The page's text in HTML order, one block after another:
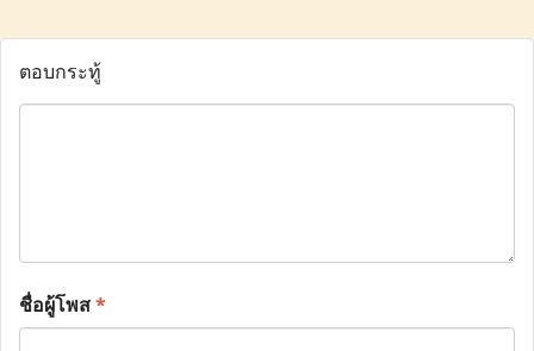
ตอบกระทู้
ชื่อผู้โพส*